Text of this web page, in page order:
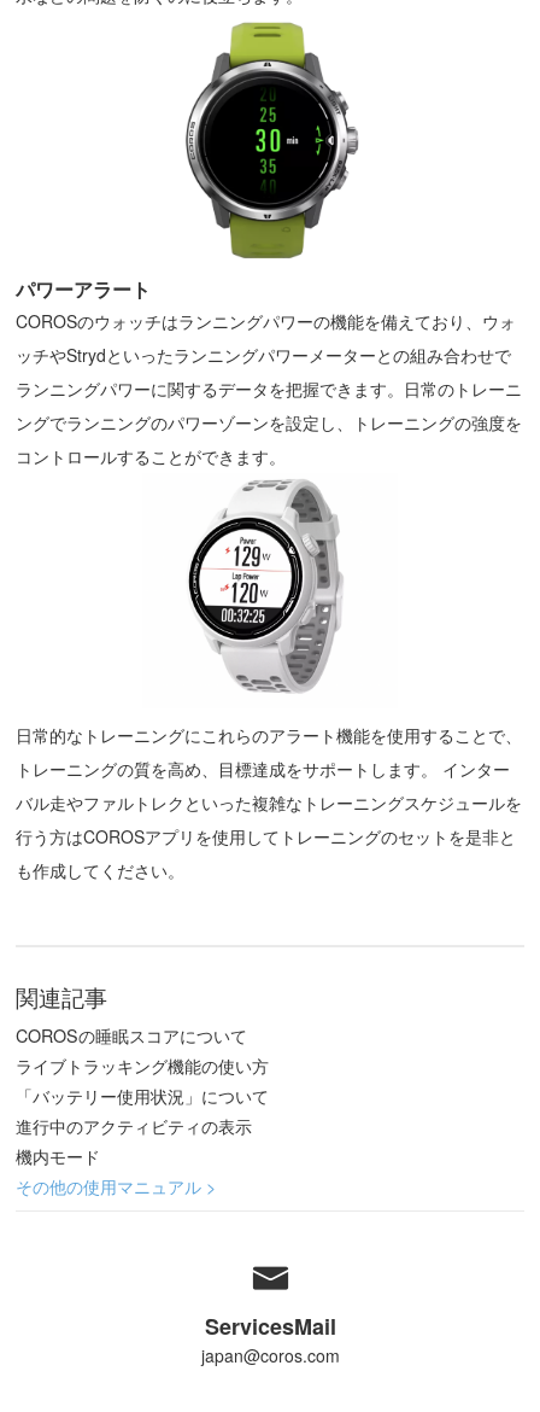
関連記事
COROSの睡眠スコアについて
ライブトラッキング機能の使い方
「バッテリー使用状況」について
進行中のアクティビティの表示
機内モード
その他の使用マニュアル >
パワーアラート
COROSのウォッチはランニングパワーの機能を備えており、ウォ
ッチやStrydといったランニングパワーメーターとの組み合わせで
ランニングパワーに関するデータを把握できます。日常のトレーニ
ングでランニングのパワーゾーンを設定し、トレーニングの強度を
コントロールすることができます。
日常的なトレーニングにこれらのアラート機能を使用することで、
トレーニングの質を高め、目標達成をサポートします。 インター
バル走やファルトレクといった複雑なトレーニングスケジュールを
行う方はCOROSアプリを使用してトレーニングのセットを是非と
も作成してください。
ServicesMail
japan@coros.com